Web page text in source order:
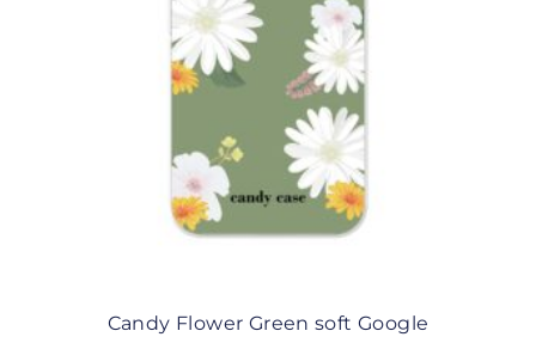
Candy Flower Green soft Google